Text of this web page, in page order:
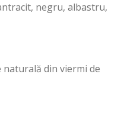
negru, albastru,
naturală din viermi de